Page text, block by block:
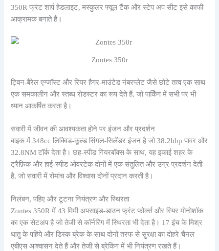
350R फ्रंट शार्प हेडलाइट, मस्कुलर फ्यूल टैंक और स्टेप अप सीट इसे काफी
आक्रामक बनाते हैं।
Zontes 350r
ट्विन-बैरेल एग्जॉस्ट और रियर हैगर-माउंटेड नंबरप्लेट जैसे छोटे तत्व एक साथ
एक समकालीन और स्तब्ध रोडस्टर का रूप देते हैं, जो पार्किंग में सभी पर भी
ध्यान आकर्षित करता है।
सवारी में जीवन की आवश्यकता होने पर इंजन और प्रदर्शन
बाइक में 348cc लिक्विड-कूल्ड सिंगल-सिलेंडर इंजन है जो 38.2bhp पावर और
32.8NM टॉर्क देता है। छह-स्पीड गियरबॉक्स के साथ, यह इकाई शहर के
ट्रैफ़िक और हाई-स्पीड ओवरटेक दोनों में एक संतुलित और उग्र प्रदर्शन देती
है, जो सवारी में रोमांच और विश्वास दोनों प्रदान करती है।
निलंबन, पहिए और टूटना नियंत्रण और स्थिरता
Zontes 350R में 43 मिमी अपसाइड-डाउन फ्रंट फोर्क्स और रियर मोनोशॉक
का एक सेटअप है जो तेजी से कॉर्नरिंग में स्थिरता भी देता है। 17 इंच के मिश्र
धातु के पहिये और डिस्क ब्रेक के साथ दोनों तरफ से सुरक्षा का दोहरे चैनल
एबीएस आश्वासन देते हैं और तेजी से ब्रेकिंग में भी नियंत्रण रखते हैं।